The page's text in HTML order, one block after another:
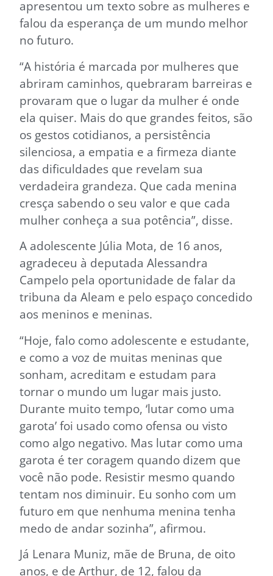
apresentou um texto sobre as mulheres e
falou da esperança de um mundo melhor
no futuro.
“A história é marcada por mulheres que
abriram caminhos, quebraram barreiras e
provaram que o lugar da mulher é onde
ela quiser. Mais do que grandes feitos, são
os gestos cotidianos, a persistência
silenciosa, a empatia e a firmeza diante
das dificuldades que revelam sua
verdadeira grandeza. Que cada menina
cresça sabendo o seu valor e que cada
mulher conheça a sua potência”, disse.
A adolescente Júlia Mota, de 16 anos,
agradeceu à deputada Alessandra
Campelo pela oportunidade de falar da
tribuna da Aleam e pelo espaço concedido
aos meninos e meninas.
“Hoje, falo como adolescente e estudante,
e como a voz de muitas meninas que
sonham, acreditam e estudam para
tornar o mundo um lugar mais justo.
Durante muito tempo, ‘lutar como uma
garota’ foi usado como ofensa ou visto
como algo negativo. Mas lutar como uma
garota é ter coragem quando dizem que
você não pode. Resistir mesmo quando
tentam nos diminuir. Eu sonho com um
futuro em que nenhuma menina tenha
medo de andar sozinha”, afirmou.
Já Lenara Muniz, mãe de Bruna, de oito
anos, e de Arthur, de 12, falou da